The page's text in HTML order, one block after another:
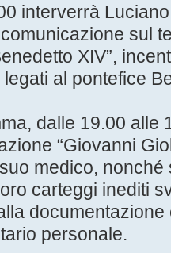
interverrà
sul
XIV”,
al pontefice
dalle 19.00 alle
“Giovanni
medico,
carteggi inediti
personale.